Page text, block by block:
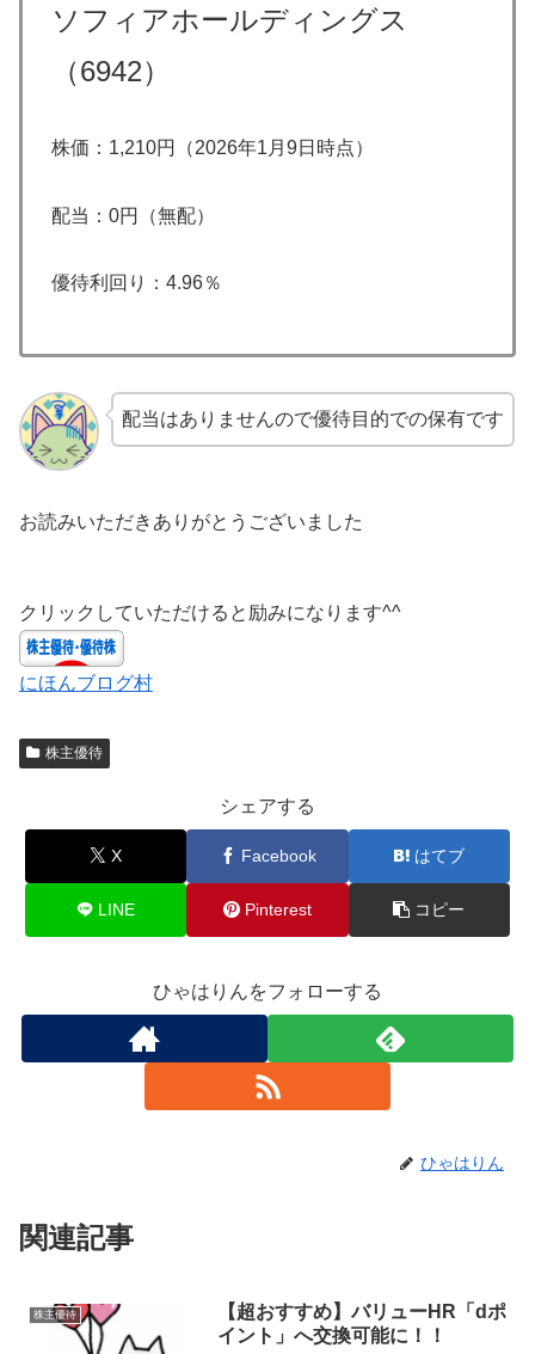
ソフィアホールディングス
（6942）
株価：1,210円（2026年1月9日時点）
配当：0円（無配）
優待利回り：4.96％
配当はありませんので優待目的での保有です
お読みいただきありがとうございました
クリックしていただけると励みになります^^
にほんブログ村
株主優待
シェアする
X Facebook はてブ
LINE Pinterest コピー
ひゃはりんをフォローする
ひゃはりん
関連記事
株主優待
【超おすすめ】バリューHR「dポ
イント」へ交換可能に！！